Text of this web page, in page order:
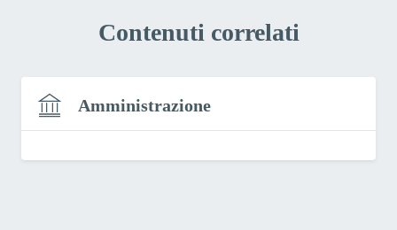
Contenuti correlati
Amministrazione